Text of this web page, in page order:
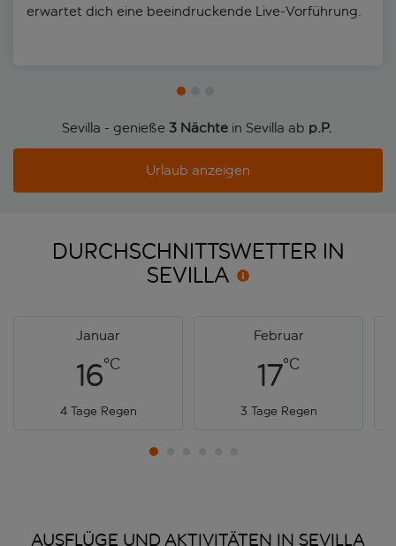
erwartet dich eine beeindruckende Live-Vorführung.
Sevilla - genieße 3 Nächtein Sevilla ab p.P.
Urlaub anzeigen
DURCHSCHNITTSWETTER IN
SEVILLA
Januar
16°C
4 Tage Regen
Februar
17°C
3 Tage Regen
AUSFLÜGE UND AKTIVITÄTEN IN SEVILLA